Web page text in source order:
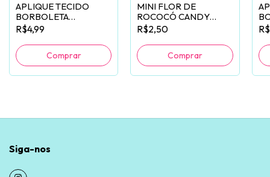
APLIQUE TECIDO
BORBOLETA
PRENSADA LILÁS -
50 UNIDADES
R$4,99
MINI FLOR DE
ROCOCÓ CANDY
COLOR - 12 UNIDADES
R$2,50
Siga-nos